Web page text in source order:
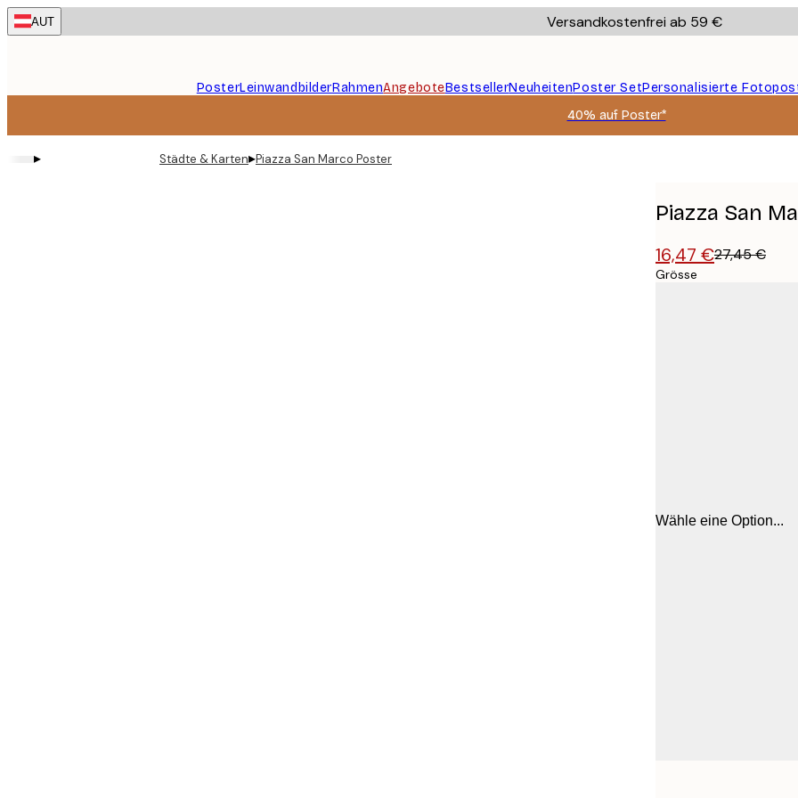
Skip
to
AUT Versandkostenfrei ab 59 €
PosterLeinwandbilderRahmenAngeboteBestsellerNeuheitenPoster SetPersonalisierte
40% auf Poster*
▸ Städte & Karten▸Piazza San Marco Poster
Piazza San
16,47 €27,45 €
Grösse
Wähle eine Option...